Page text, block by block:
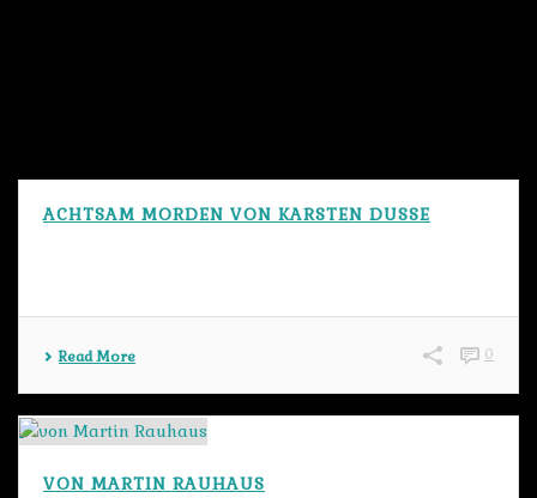
ACHTSAM MORDEN VON KARSTEN DUSSE
Read More 0
VON MARTIN RAUHAUS